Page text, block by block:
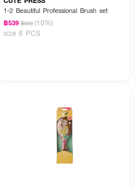
1-2 Beautiful Professional Brush set
฿539 ฿599 (10%)
size 6 PCS